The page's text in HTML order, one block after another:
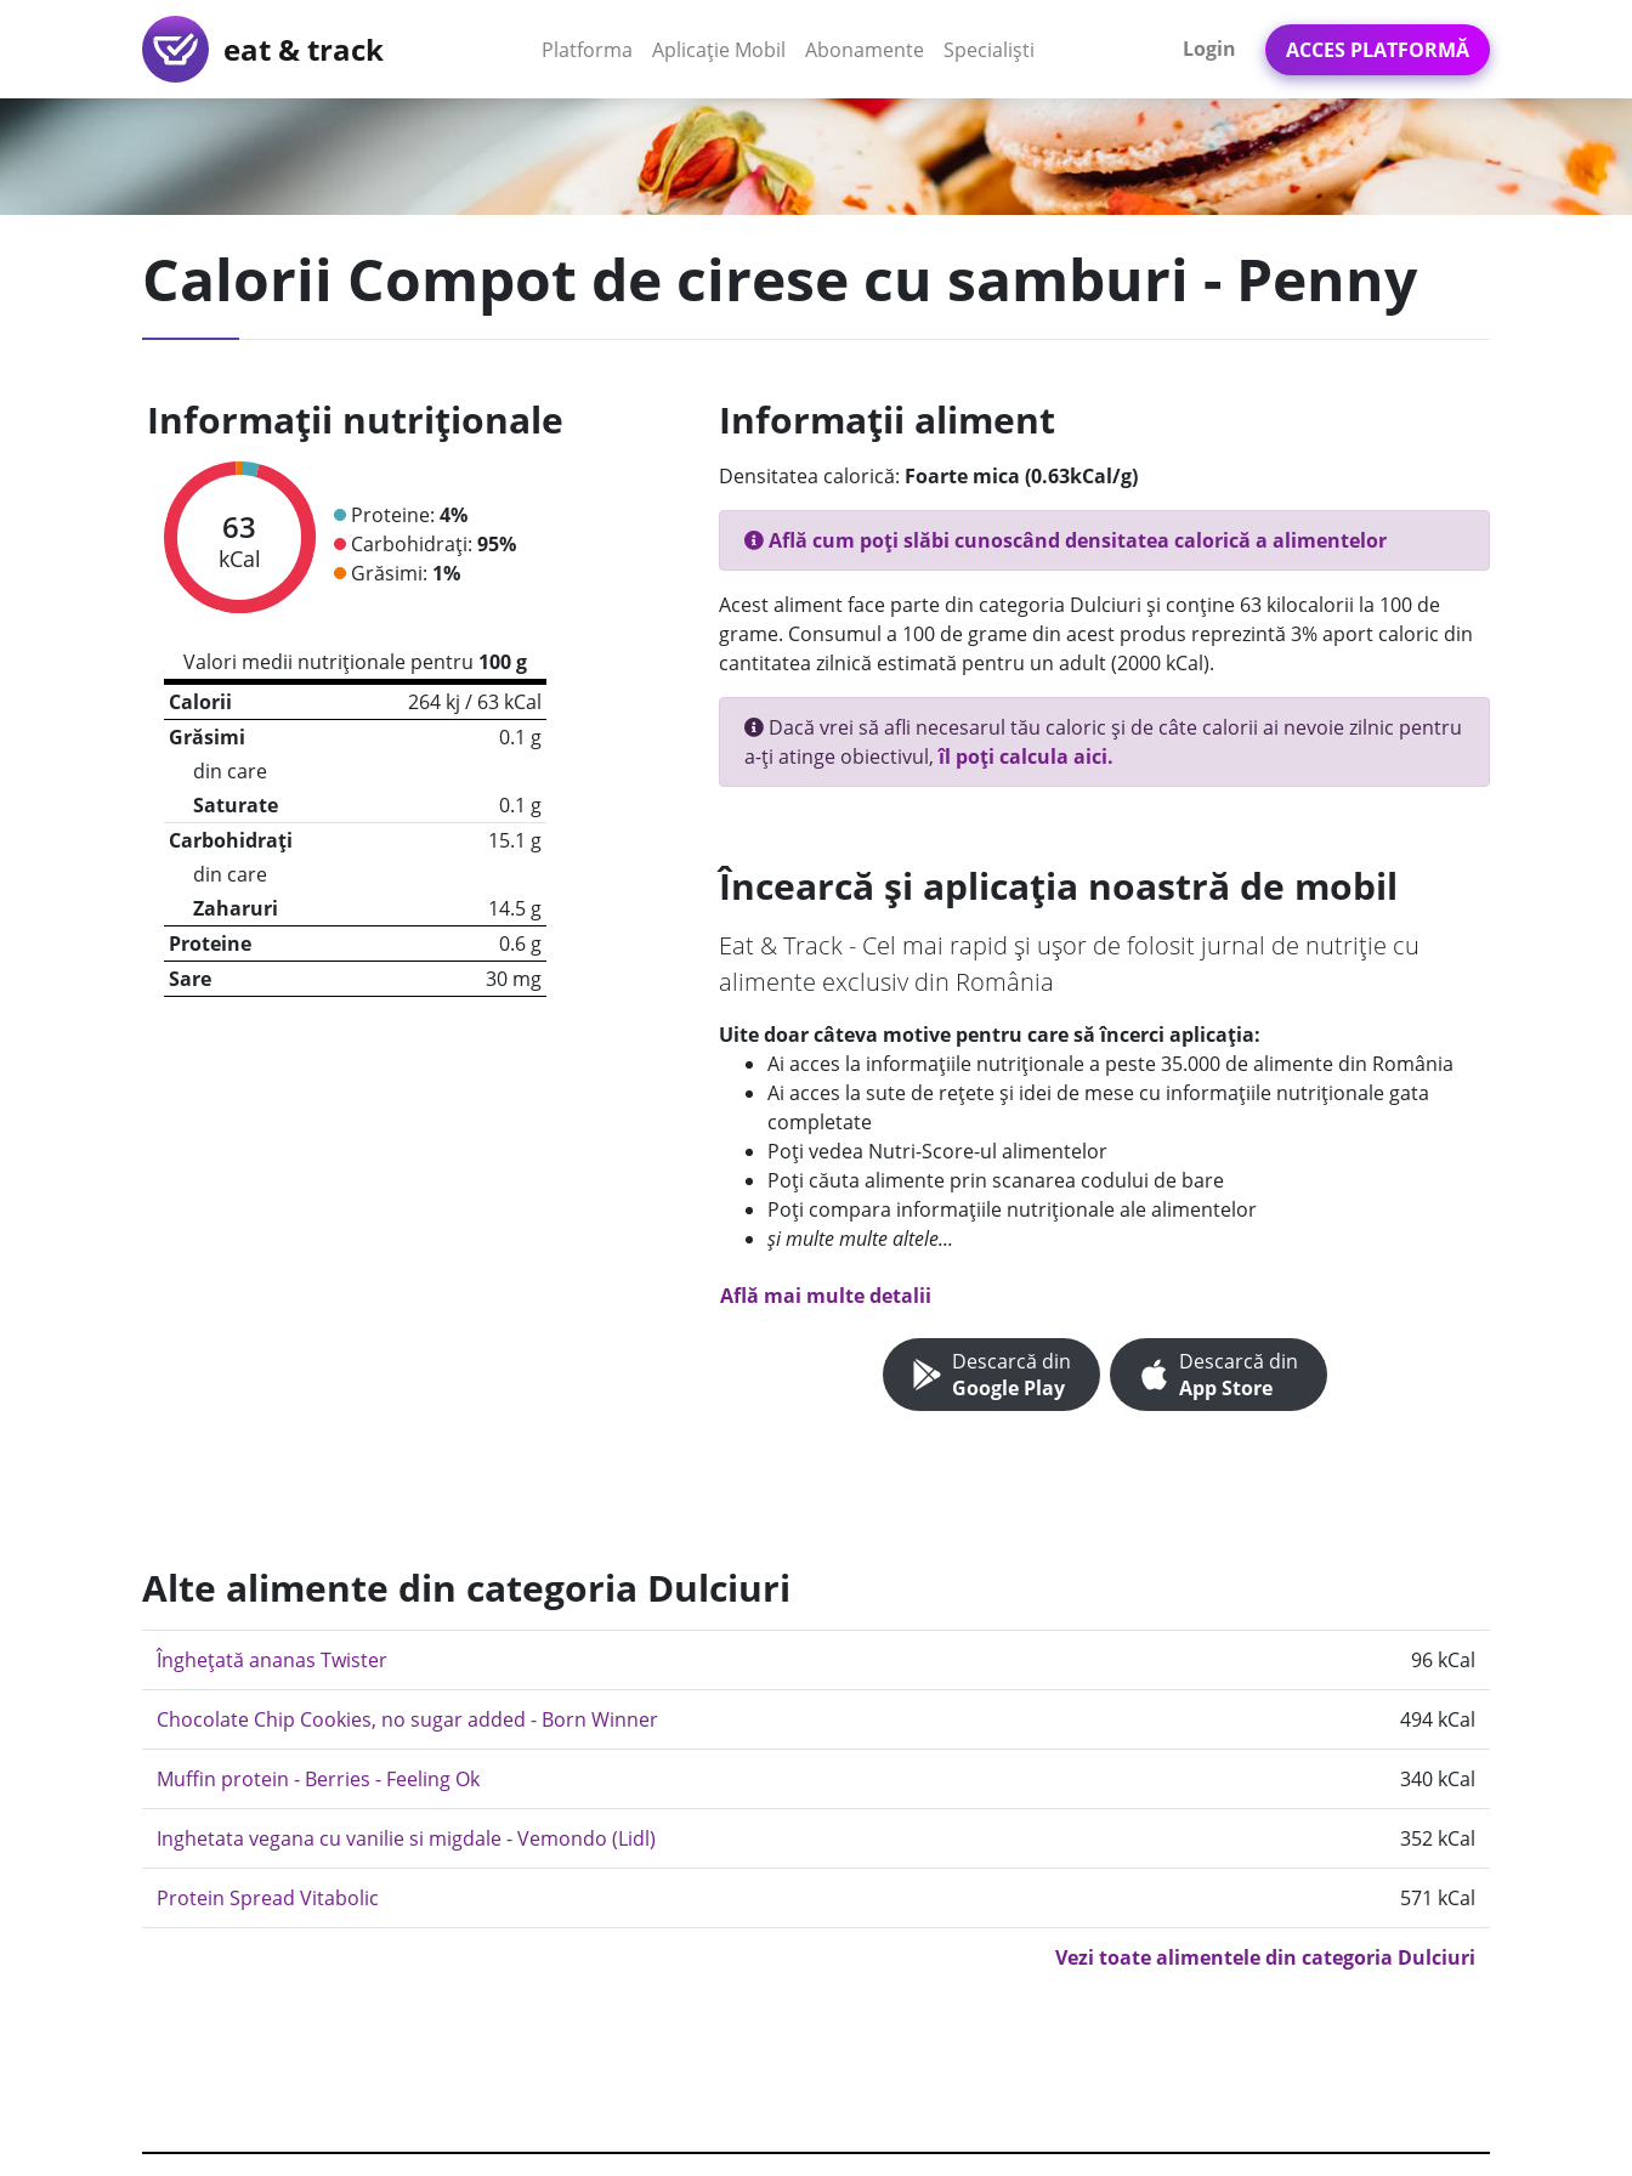
eat & track Platforma (current)
Aplicație Mobil (current)
Abonamente Specialiști Login ACCES PLATFORMĂ
Calorii Compot de cirese cu samburi - Penny
Informații nutriționale
63
kCal
Proteine: 4%
Carbohidrați: 95%
Grăsimi: 1%
Valori medii nutriționale pentru 100 g
Calorii
264 kj / 63 kCal
Grăsimi
0.1 g
din care
Saturate
0.1 g
Carbohidrați
15.1 g
din care
Zaharuri
14.5 g
Proteine
0.6 g
Sare
30 mg
Informații aliment
Densitatea calorică: Foarte mica (0.63kCal/g)
Află cum poți slăbi cunoscând densitatea calorică a alimentelor
Acest aliment face parte din categoria Dulciuri și conține 63 kilocalorii la 100 de
grame. Consumul a 100 de grame din acest produs reprezintă 3% aport caloric din
cantitatea zilnică estimată pentru un adult (2000 kCal).
Dacă vrei să afli necesarul tău caloric și de câte calorii ai nevoie zilnic pentru
a-ți atinge obiectivul,îl poți calcula aici.
Încearcă și aplicația noastră de mobil
Eat & Track - Cel mai rapid și ușor de folosit jurnal de nutriție cu
alimente exclusiv din România
Uite doar câteva motive pentru care să încerci aplicația:
Ai acces la informațiile nutriționale a peste 35.000 de alimente din România
Ai acces la sute de rețete și idei de mese cu informațiile nutriționale gata
completate
Poți vedea Nutri-Score-ul alimentelor
Poți căuta alimente prin scanarea codului de bare
Poți compara informațiile nutriționale ale alimentelor
și multe multe altele...
Află mai multe detalii
Descarcă din
Google Play
Descarcă din
App Store
Alte alimente din categoria Dulciuri
Înghețată ananas Twister 96 kCal
Chocolate Chip Cookies, no sugar added - Born Winner 494 kCal
Muffin protein - Berries - Feeling Ok 340 kCal
Inghetata vegana cu vanilie si migdale - Vemondo (Lidl) 352 kCal
Protein Spread Vitabolic 571 kCal
Vezi toate alimentele din categoria Dulciuri